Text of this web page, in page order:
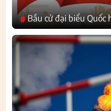
#Bầu cử đại biểu Quốc